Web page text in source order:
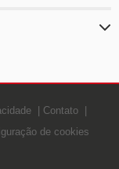
Contato
de cookies